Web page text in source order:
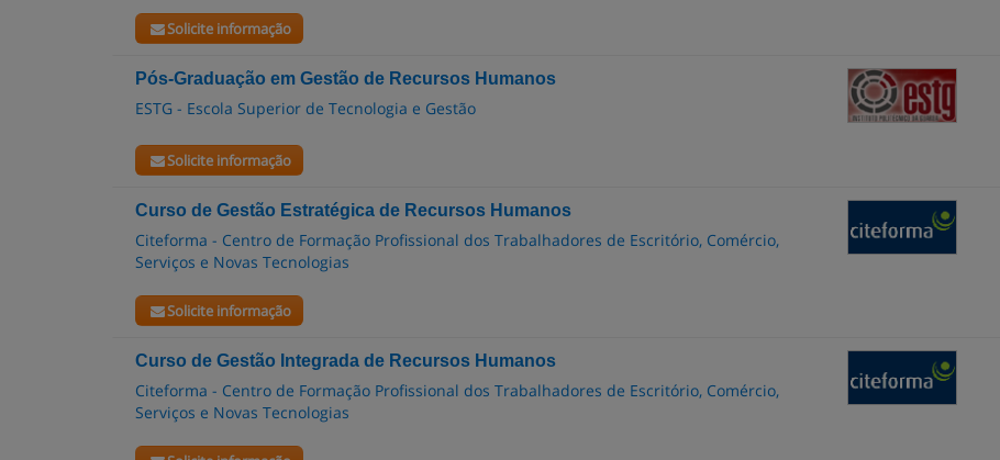
Solicite informação
Pós-Graduação em Gestão de Recursos Humanos
ESTG - Escola Superior de Tecnologia e Gestão
Solicite informação
Curso de Gestão Estratégica de Recursos Humanos
Citeforma - Centro de Formação Profissional dos Trabalhadores de Escritório, Comércio,
Serviços e Novas Tecnologias
Solicite informação
Curso de Gestão Integrada de Recursos Humanos
Citeforma - Centro de Formação Profissional dos Trabalhadores de Escritório, Comércio,
Serviços e Novas Tecnologias